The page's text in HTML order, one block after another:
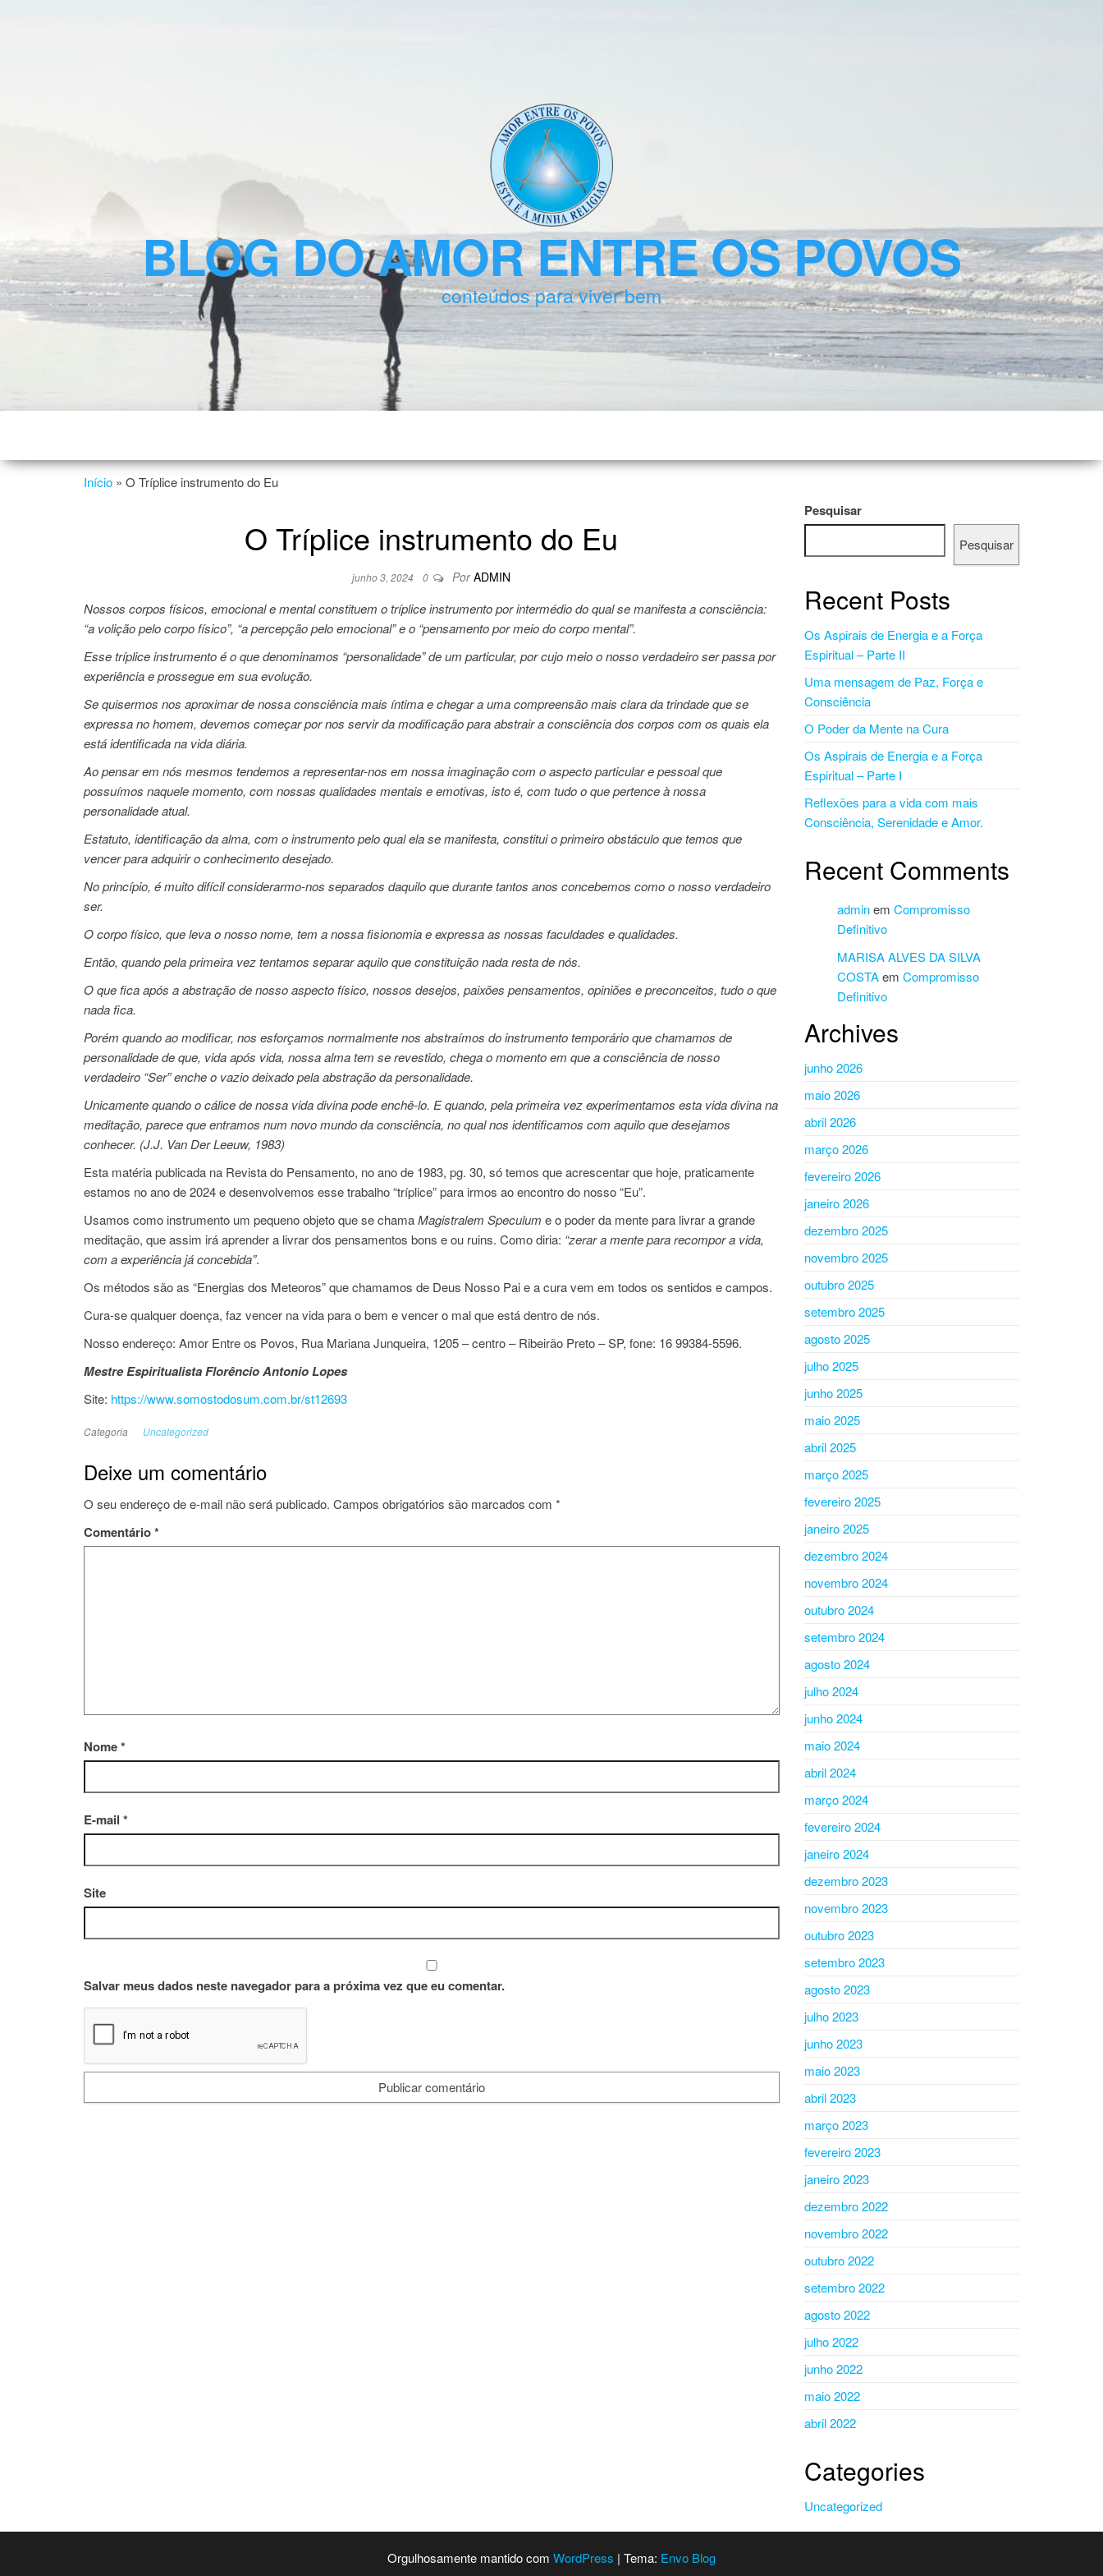
BLOG DO AMOR ENTRE OS POVOS
conteúdos para viver bem
Início » O Tríplice instrumento do Eu
O Tríplice instrumento do Eu
junho 3, 2024 0 Por ADMIN
Nossos corpos físicos, emocional e mental constituem o tríplice instrumento por intermédio do qual se manifesta a consciência:
“a volição pelo corpo físico”, “a percepção pelo emocional” e o “pensamento por meio do corpo mental”.
Esse tríplice instrumento é o que denominamos “personalidade” de um particular, por cujo meio o nosso verdadeiro ser passa por
experiência e prossegue em sua evolução.
Se quisermos nos aproximar de nossa consciência mais íntima e chegar a uma compreensão mais clara da trindade que se
expressa no homem, devemos começar por nos servir da modificação para abstrair a consciência dos corpos com os quais ela
está identificada na vida diária.
Ao pensar em nós mesmos tendemos a representar-nos em nossa imaginação com o aspecto particular e pessoal que
possuímos naquele momento, com nossas qualidades mentais e emotivas, isto é, com tudo o que pertence à nossa
personalidade atual.
Estatuto, identificação da alma, com o instrumento pelo qual ela se manifesta, constitui o primeiro obstáculo que temos que
vencer para adquirir o conhecimento desejado.
No princípio, é muito difícil considerarmo-nos separados daquilo que durante tantos anos concebemos como o nosso verdadeiro
ser.
O corpo físico, que leva o nosso nome, tem a nossa fisionomia e expressa as nossas faculdades e qualidades.
Então, quando pela primeira vez tentamos separar aquilo que constituição nada resta de nós.
O que fica após a abstração de nosso aspecto físico, nossos desejos, paixões pensamentos, opiniões e preconceitos, tudo o que
nada fica.
Porém quando ao modificar, nos esforçamos normalmente nos abstraímos do instrumento temporário que chamamos de
personalidade de que, vida após vida, nossa alma tem se revestido, chega o momento em que a consciência de nosso
verdadeiro “Ser” enche o vazio deixado pela abstração da personalidade.
Unicamente quando o cálice de nossa vida divina pode enchê-lo. E quando, pela primeira vez experimentamos esta vida divina na
meditação, parece que entramos num novo mundo da consciência, no qual nos identificamos com aquilo que desejamos
conhecer. (J.J. Van Der Leeuw, 1983)
Esta matéria publicada na Revista do Pensamento, no ano de 1983, pg. 30, só temos que acrescentar que hoje, praticamente
estamos no ano de 2024 e desenvolvemos esse trabalho “tríplice” para irmos ao encontro do nosso “Eu”.
Usamos como instrumento um pequeno objeto que se chamaMagistralem Speculum e o poder da mente para livrar a grande
meditação, que assim irá aprender a livrar dos pensamentos bons e ou ruins. Como diria: “zerar a mente para recompor a vida,
com a experiência já concebida”.
Os métodos são as “Energias dos Meteoros” que chamamos de Deus Nosso Pai e a cura vem em todos os sentidos e campos.
Cura-se qualquer doença, faz vencer na vida para o bem e vencer o mal que está dentro de nós.
Nosso endereço: Amor Entre os Povos, Rua Mariana Junqueira, 1205 – centro – Ribeirão Preto – SP, fone: 16 99384-5596.
Mestre Espiritualista Florêncio Antonio Lopes
Site: https://www.somostodosum.com.br/st12693
Categoria Uncategorized
Deixe um comentário
O seu endereço de e-mail não será publicado. Campos obrigatórios são marcados com *
Comentário*
Nome*
E-mail *
Site
Salvar meus dados neste navegador para a próxima vez que eu comentar.
Pesquisar
Pesquisar
Recent Posts
Os Aspirais de Energia e a Força
Espiritual – Parte II
Uma mensagem de Paz, Força e
Consciência
O Poder da Mente na Cura
Os Aspirais de Energia e a Força
Espiritual – Parte I
Reflexões para a vida com mais
Consciência, Serenidade e Amor.
Recent Comments
adminem Compromisso
Definitivo
MARISA ALVES DA SILVA
COSTAem Compromisso
Definitivo
Archives
junho 2026
maio 2026
abril 2026
março 2026
fevereiro 2026
janeiro 2026
dezembro 2025
novembro 2025
outubro 2025
setembro 2025
agosto 2025
julho 2025
junho 2025
maio 2025
abril 2025
março 2025
fevereiro 2025
janeiro 2025
dezembro 2024
novembro 2024
outubro 2024
setembro 2024
agosto 2024
julho 2024
junho 2024
maio 2024
abril 2024
março 2024
fevereiro 2024
janeiro 2024
dezembro 2023
novembro 2023
outubro 2023
setembro 2023
agosto 2023
julho 2023
junho 2023
maio 2023
abril 2023
março 2023
fevereiro 2023
janeiro 2023
dezembro 2022
novembro 2022
outubro 2022
setembro 2022
agosto 2022
julho 2022
junho 2022
maio 2022
abril 2022
Categories
Uncategorized
Orgulhosamente mantido com WordPress | Tema: Envo Blog